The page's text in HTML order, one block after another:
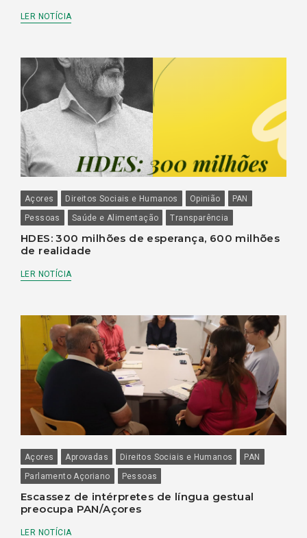
LER NOTÍCIA
Açores Direitos Sociais e Humanos Opinião
PAN
Pessoas
Saúde e Alimentação Transparência
HDES: 300 milhões de esperança, 600 milhões
de realidade
LER NOTÍCIA
Açores Aprovadas Direitos Sociais e Humanos
PAN
Parlamento Açoriano
Pessoas
Escassez de intérpretes de língua gestual
preocupa PAN/Açores
LER NOTÍCIA